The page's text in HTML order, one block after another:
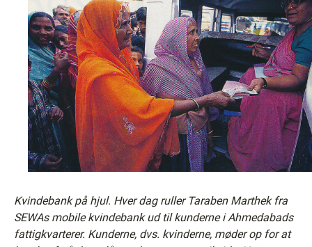
Kvindebank på hjul. Hver dag ruller Taraben Marthek fra
SEWAs mobile kvindebank ud til kunderne i Ahmedabads
fattigkvarterer. Kunderne, dvs. kvinderne, møder op for at